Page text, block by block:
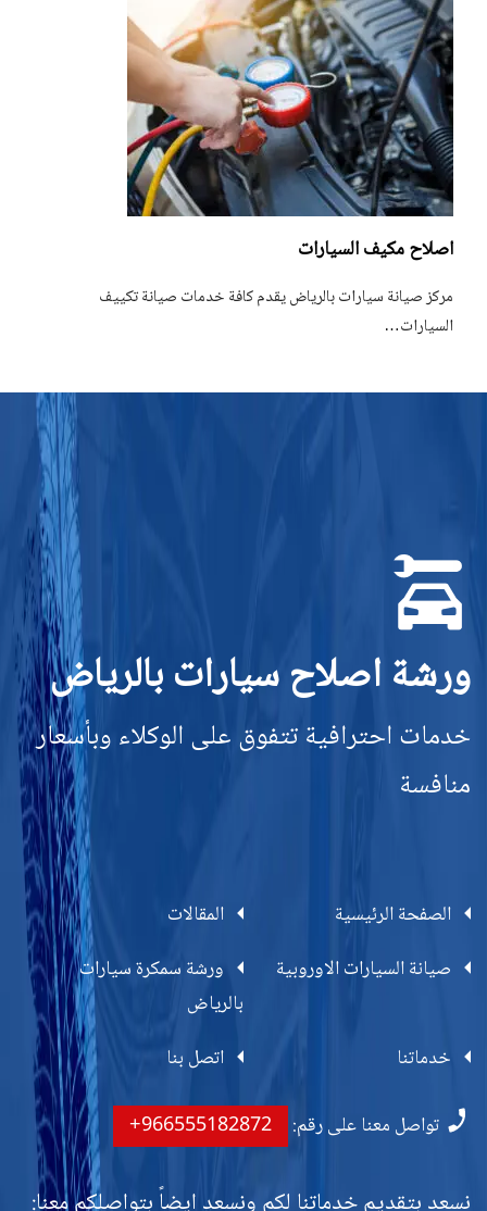
اصلاح مكيف السيارات
مركز صيانة سيارات بالرياض يقدم كافة خدمات صيانة تكييف
السيارات…
ورشة اصلاح سيارات بالرياض
خدمات احترافية تتفوق على الوكلاء وبأسعار
منافسة
الصفحة الرئيسية
المقالات
صيانة السيارات الاوروبية
ورشة سمكرة سيارات
بالرياض
خدماتنا
اتصل بنا
تواصل معنا على رقم: +966555182872